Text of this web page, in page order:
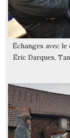
Échanges avec
Éric Darques,